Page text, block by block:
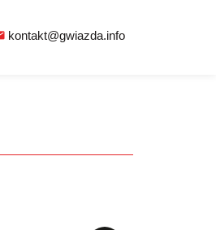
kontakt@gwiazda.info